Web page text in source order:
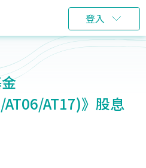
登入
AT17)》股息